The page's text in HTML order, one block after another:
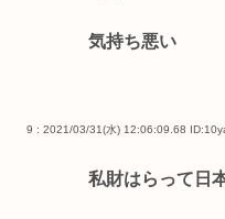
気持ち悪い
9 : 2021/03/31(水) 12:06:09.68
私財はらって日